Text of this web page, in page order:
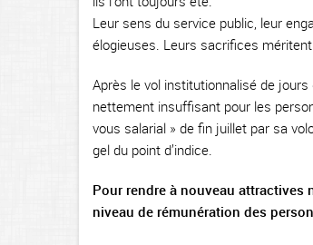
Leur sens du service public, leur
élogieuses. Leurs sacrifices
Après le vol institutionnalisé de
nettement insuffisant pour les
vous salarial » de fin juillet par sa
gel du point d’indice.
Pour rendre à nouveau
niveau de rémunération des